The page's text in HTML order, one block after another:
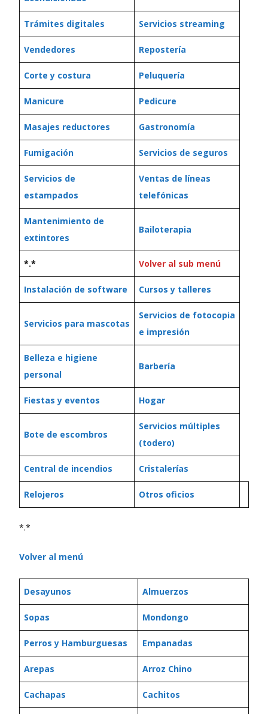
Trámites digitales Servicios streaming
Vendedores Repostería
Corte y costura Peluquería
Manicure Pedicure
Masajes reductores Gastronomía
Fumigación Servicios de seguros
Servicios de
estampados
Ventas de líneas
telefónicas
Mantenimiento de
extintores
Bailoterapia
*.* Volver al sub menú
Instalación de software Cursos y talleres
Servicios para mascotas
Servicios de fotocopia
e impresión
Belleza e higiene
personal
Barbería
Fiestas y eventos Hogar
Bote de escombros
Servicios múltiples
(todero)
Central de incendios Cristalerías
Relojeros Otros oficios
*.*
Volver al menú
Desayunos Almuerzos
Sopas Mondongo
Perros y Hamburguesas Empanadas
Arepas Arroz Chino
Cachapas Cachitos